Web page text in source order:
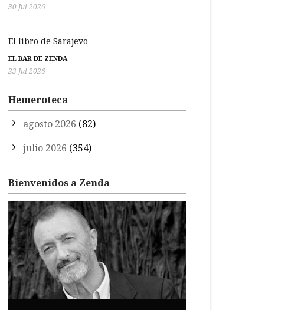
30 Jul 2026
El libro de Sarajevo
EL BAR DE ZENDA
23 Jul 2026
Hemeroteca
agosto 2026 (82)
julio 2026 (354)
Bienvenidos a Zenda